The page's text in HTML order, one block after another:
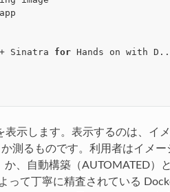
hello-
Sinatra for Hands on with
表示します。表示するのは、イ
測るものです。利用者はイメー
か、自動構築（AUTOMATED）
って丁寧に精査されている